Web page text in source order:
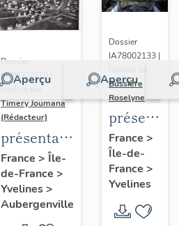
Aperçu
Dossier
IA78002210 |
Réalisé par
Timery Joumana
(Rédacteur)
présentation
de l'étude
d'Elisabethville
France > Île-
de-France >
Yvelines>
Aubergenville
Aperçu
Dossier
IA78002133 |
Bussière
Roselyne
du
diagnostic
et
France >
Île-de-
France >
Yvelines